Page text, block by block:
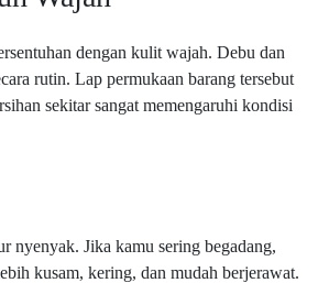
dengan kulit wajah. Debu dan
rutin. Lap permukaan barang tersebut
sekitar sangat memengaruhi kondisi
nyenyak. Jika kamu sering begadang,
kusam, kering, dan mudah berjerawat.